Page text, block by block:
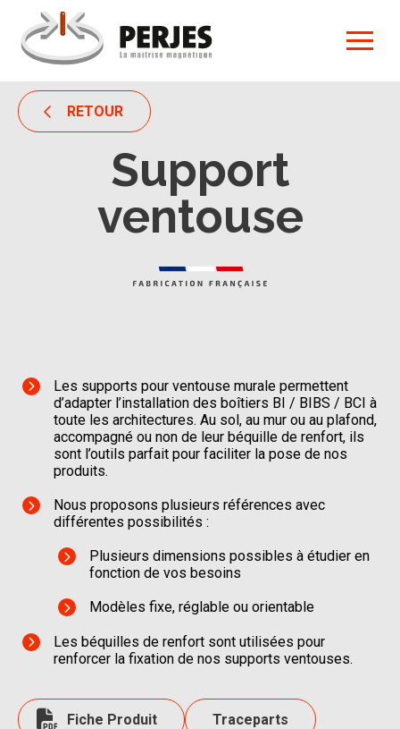
RETOUR
Support
ventouse
Les supports pour ventouse murale permettent
d’adapter l’installation des boîtiers BI / BIBS / BCI à
toute les architectures. Au sol, au mur ou au plafond,
accompagné ou non de leur béquille de renfort, ils
sont l’outils parfait pour faciliter la pose de nos
produits.
Nous proposons plusieurs références avec
différentes possibilités :
Plusieurs dimensions possibles à étudier en
fonction de vos besoins
Modèles fixe, réglable ou orientable
Les béquilles de renfort sont utilisées pour
renforcer la fixation de nos supports ventouses.
Fiche Produit Traceparts